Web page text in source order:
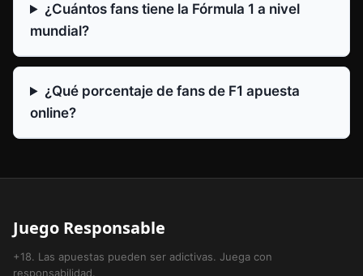
¿Cuántos fans tiene la Fórmula 1 a nivel
mundial?
¿Qué porcentaje de fans de F1 apuesta
online?
Juego Responsable
+18. Las apuestas pueden ser adictivas. Juega con
responsabilidad.